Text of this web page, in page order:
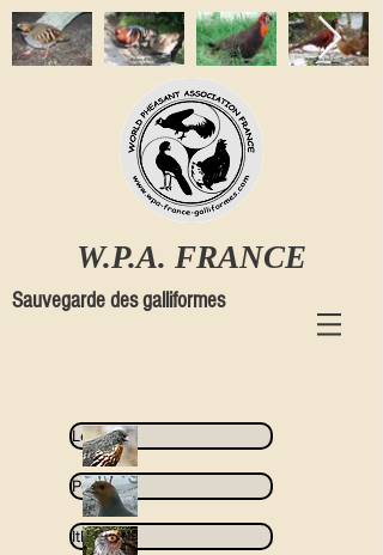
W.P.A. FRANCE
Sauvegarde des galliformes
Lerwa
Perdix
Ithaginis